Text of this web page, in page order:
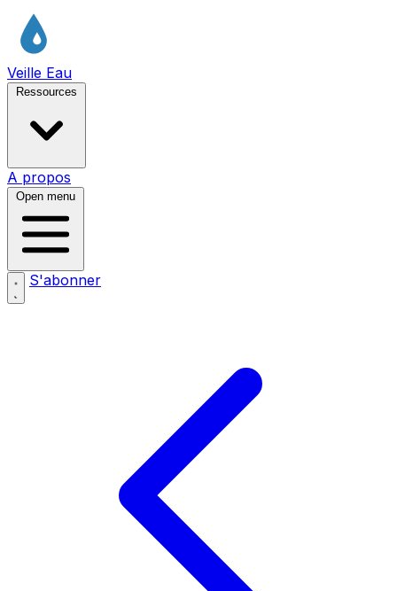
Veille Eau
Ressources
A propos
Open menu
S'abonner